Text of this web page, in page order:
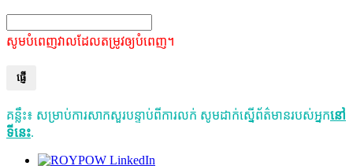
សូមបំពេញវាលដែលតម្រូវឲ្យបំពេញ។
ផ្ញើ
គន្លឹះ៖ សម្រាប់ការសាកសួរបន្ទាប់ពីការលក់ សូមដាក់ស្នើព័ត៌មានរបស់អ្នកនៅ
ទីនេះ.